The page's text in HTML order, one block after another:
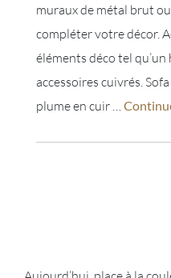
muraux de métal brut
compléter votre décor.
éléments déco tel
accessoires cuivrés.
plume en cuir …